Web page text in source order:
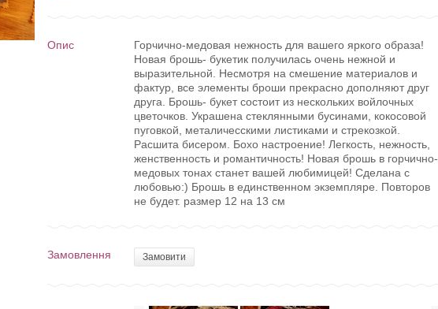
Опис
Горчично-медовая нежность для вашего яркого образа!
Новая брошь- букетик получилась очень нежной и
выразительной. Несмотря на смешение материалов и
фактур, все элементы броши прекрасно дополняют друг
друга. Брошь- букет состоит из нескольких войлочных
цветочков. Украшена стеклянными бусинами, кокосовой
пуговкой, металичесскими листиками и стрекозкой.
Расшита бисером. Бохо настроение! Легкость, нежность,
женственность и романтичность! Новая брошь в горчично-
медовых тонах станет вашей любимицей! Сделана с
любовью:) Брошь в единственном экземпляре. Повторов
не будет. размер 12 на 13 см
Замовлення Замовити